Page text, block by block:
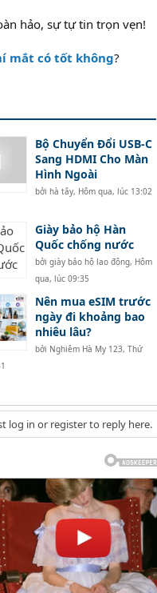
hảo, sự tự tin trọn vẹn!
mắt có tốt không?
Bộ Chuyển Đổi USB-C
Sang HDMI Cho Màn
Hình Ngoài
bởi hà tây, Hôm qua, lúc 13:02
Giày bảo hộ Hàn
Quốc chống nước
bởi giày bảo hộ lao động, Hôm
qua, lúc 09:35
Nên mua eSIM trước
ngày đi khoảng bao
nhiêu lâu?
bởi Nghiêm Hà My 123, Thứ
log in or register to reply here.